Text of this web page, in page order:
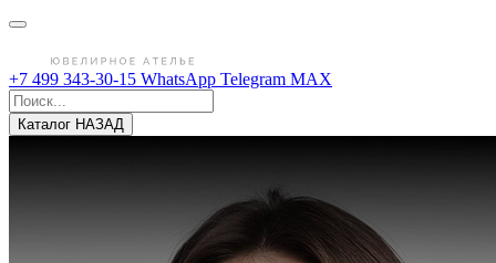
+7 499 343-30-15 WhatsApp Telegram MAX
Каталог НАЗАД